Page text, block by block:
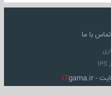
تماس با ما
-
iTgama.ir